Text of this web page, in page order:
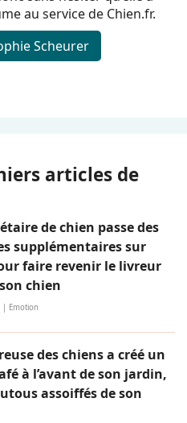
au service de Chien.fr.
Scheurer
articles de
de chien passe des
supplémentaires sur
faire revenir le livreur
chien
| Emotion
des chiens a créé un
à l’avant de son jardin,
assoiffés de son